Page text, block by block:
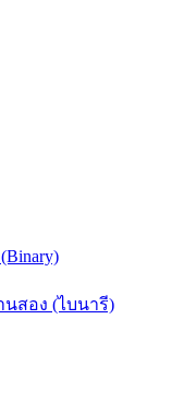
สอง (ไบนารี)